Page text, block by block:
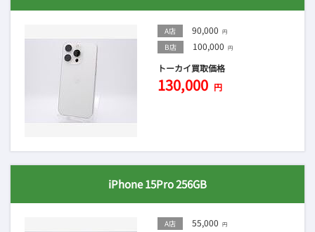
A店 90,000 円
B店 100,000 円
トーカイ買取価格
130,000 円
iPhone 15Pro 256GB
A店 55,000 円